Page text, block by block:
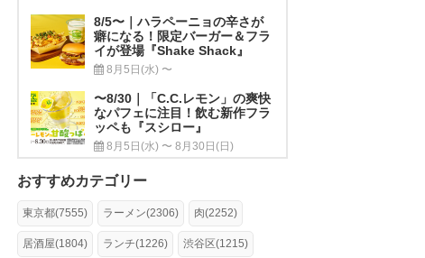
8/5〜｜ハラペーニョの辛さが
癖になる！限定バーガー＆フラ
イが登場『Shake Shack』
8月5日(水) 〜
〜8/30｜「C.C.レモン」の爽快
なパフェに注目！飲む新作フラ
ッペも『スシロー』
8月5日(水) 〜 8月30日(日)
おすすめカテゴリー
東京都(7555) ラーメン(2306) 肉(2252)
居酒屋(1804) ランチ(1226) 渋谷区(1215)